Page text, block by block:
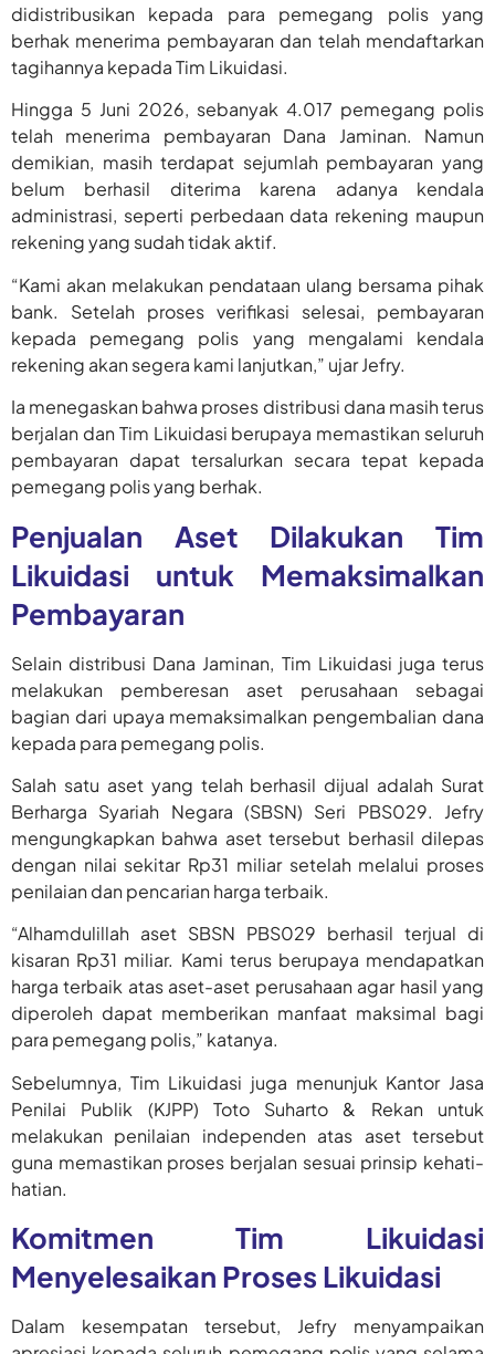
didistribusikan kepada para pemegang polis yang
berhak menerima pembayaran dan telah mendaftarkan
tagihannya kepada Tim Likuidasi.
Hingga 5 Juni 2026, sebanyak 4.017 pemegang polis
telah menerima pembayaran Dana Jaminan. Namun
demikian, masih terdapat sejumlah pembayaran yang
belum berhasil diterima karena adanya kendala
administrasi, seperti perbedaan data rekening maupun
rekening yang sudah tidak aktif.
“Kami akan melakukan pendataan ulang bersama pihak
bank. Setelah proses verifikasi selesai, pembayaran
kepada pemegang polis yang mengalami kendala
rekening akan segera kami lanjutkan,” ujar Jefry.
Ia menegaskan bahwa proses distribusi dana masih terus
berjalan dan Tim Likuidasi berupaya memastikan seluruh
pembayaran dapat tersalurkan secara tepat kepada
pemegang polis yang berhak.
Penjualan Aset Dilakukan Tim
Likuidasi untuk Memaksimalkan
Pembayaran
Selain distribusi Dana Jaminan, Tim Likuidasi juga terus
melakukan pemberesan aset perusahaan sebagai
bagian dari upaya memaksimalkan pengembalian dana
kepada para pemegang polis.
Salah satu aset yang telah berhasil dijual adalah Surat
Berharga Syariah Negara (SBSN) Seri PBS029. Jefry
mengungkapkan bahwa aset tersebut berhasil dilepas
dengan nilai sekitar Rp31 miliar setelah melalui proses
penilaian dan pencarian harga terbaik.
“Alhamdulillah aset SBSN PBS029 berhasil terjual di
kisaran Rp31 miliar. Kami terus berupaya mendapatkan
harga terbaik atas aset-aset perusahaan agar hasil yang
diperoleh dapat memberikan manfaat maksimal bagi
para pemegang polis,” katanya.
Sebelumnya, Tim Likuidasi juga menunjuk Kantor Jasa
Penilai Publik (KJPP) Toto Suharto & Rekan untuk
melakukan penilaian independen atas aset tersebut
guna memastikan proses berjalan sesuai prinsip kehati-
hatian.
Komitmen Tim Likuidasi
Menyelesaikan Proses Likuidasi
Dalam kesempatan tersebut, Jefry menyampaikan